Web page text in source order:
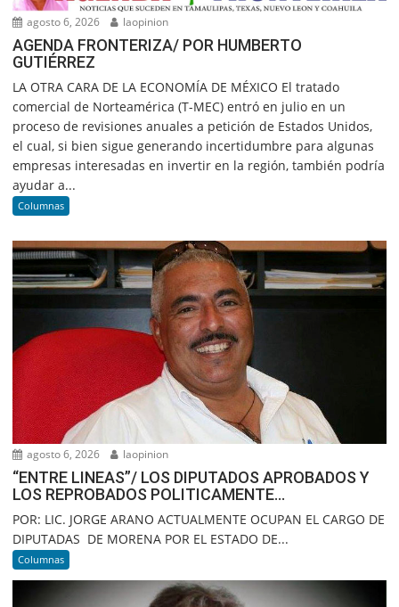
agosto 6, 2026 laopinion
AGENDA FRONTERIZA/ POR HUMBERTO
GUTIÉRREZ
LA OTRA CARA DE LA ECONOMÍA DE MÉXICO El tratado
comercial de Norteamérica (T-MEC) entró en julio en un
proceso de revisiones anuales a petición de Estados Unidos,
el cual, si bien sigue generando incertidumbre para algunas
empresas interesadas en invertir en la región, también podría
ayudar a...
Columnas
agosto 6, 2026 laopinion
“ENTRE LINEAS”/ LOS DIPUTADOS APROBADOS Y
LOS REPROBADOS POLITICAMENTE…
POR: LIC. JORGE ARANO ACTUALMENTE OCUPAN EL CARGO DE
DIPUTADAS DE MORENA POR EL ESTADO DE...
Columnas